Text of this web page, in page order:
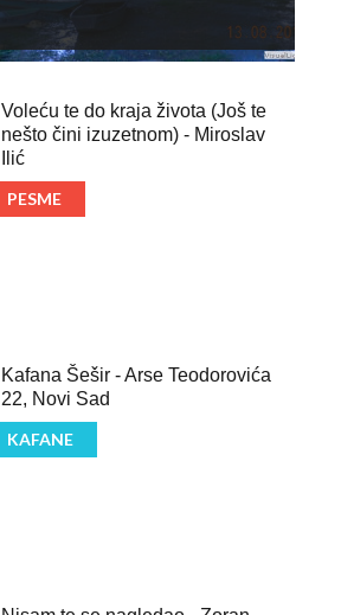
Voleću te do kraja života (Još te
nešto čini izuzetnom) - Miroslav
Ilić
PESME
Kafana Šešir - Arse Teodorovića
22, Novi Sad
KAFANE